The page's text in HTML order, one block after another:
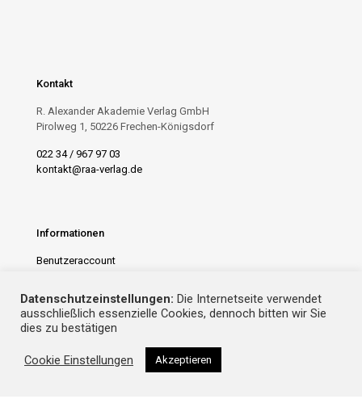
Kontakt
R. Alexander Akademie Verlag GmbH
Pirolweg 1, 50226 Frechen-Königsdorf
022 34 / 967 97 03
kontakt@raa-verlag.de
Informationen
Benutzeraccount
Datenschutz
Impressum
Datenschutzeinstellungen: Die Internetseite verwendet
ausschließlich essenzielle Cookies, dennoch bitten wir Sie
dies zu bestätigen
Cookie Einstellungen Akzeptieren